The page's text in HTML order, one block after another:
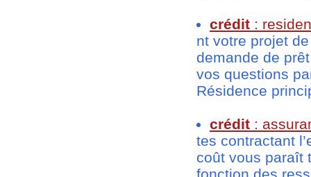
crédit :
nt votre projet
demande de
vos questions
Résidence
crédit :
tes contractant
coût vous paraît